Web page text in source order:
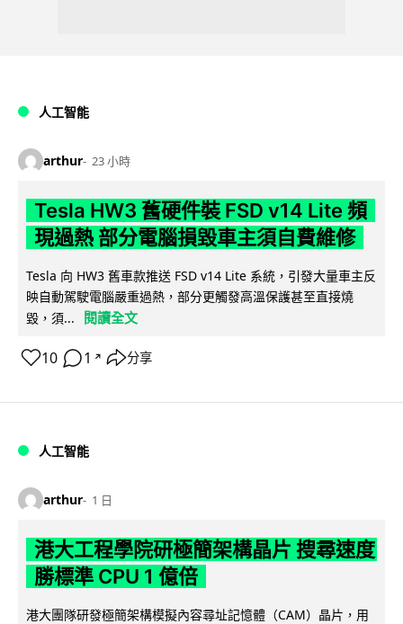
人工智能
arthur 23 小時
Tesla HW3 舊硬件裝 FSD v14 Lite 頻
現過熱 部分電腦損毀車主須自費維修
Tesla 向 HW3 舊車款推送 FSD v14 Lite 系統，引發大量車主反
映自動駕駛電腦嚴重過熱，部分更觸發高溫保護甚至直接燒
毀，須...
閱讀全文
10 1 ↗ 分享
人工智能
arthur 1 日
港大工程學院研極簡架構晶片 搜尋速度
勝標準 CPU 1 億倍
港大團隊研發極簡架構模擬內容尋址記憶體（CAM）晶片，用